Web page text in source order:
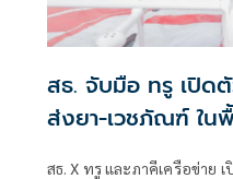
สธ. จับมือ ทรู เปิด
ส่งยา-เวชภัณฑ์ ใน
สธ. X ทรู และภาคีเครือข่าย